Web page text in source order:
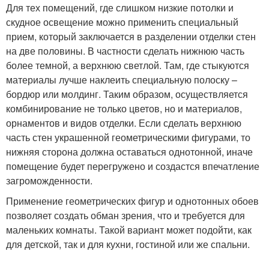
Для тех помещений, где слишком низкие потолки и
скудное освещение можно применить специальный
прием, который заключается в разделении отделки стен
на две половины. В частности сделать нижнюю часть
более темной, а верхнюю светлой. Там, где стыкуются
материалы лучше наклеить специальную полоску –
бордюр или молдинг. Таким образом, осуществляется
комбинирование не только цветов, но и материалов,
орнаментов и видов отделки. Если сделать верхнюю
часть стен украшенной геометрическими фигурами, то
нижняя сторона должна оставаться однотонной, иначе
помещение будет перегружено и создастся впечатление
загроможденности.
Применение геометрических фигур и однотонных обоев
позволяет создать обман зрения, что и требуется для
маленьких комнаты. Такой вариант может подойти, как
для детской, так и для кухни, гостиной или же спальни.